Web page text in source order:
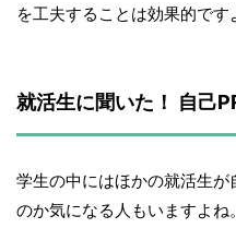
を工夫することは効果的です
就活生に聞いた！ 自己
学生の中にはほかの就活生
のか気になる人もいますよ